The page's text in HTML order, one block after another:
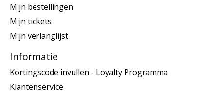
Mijn bestellingen
Mijn tickets
Mijn verlanglijst
Informatie
Kortingscode invullen - Loyalty Programma
Klantenservice